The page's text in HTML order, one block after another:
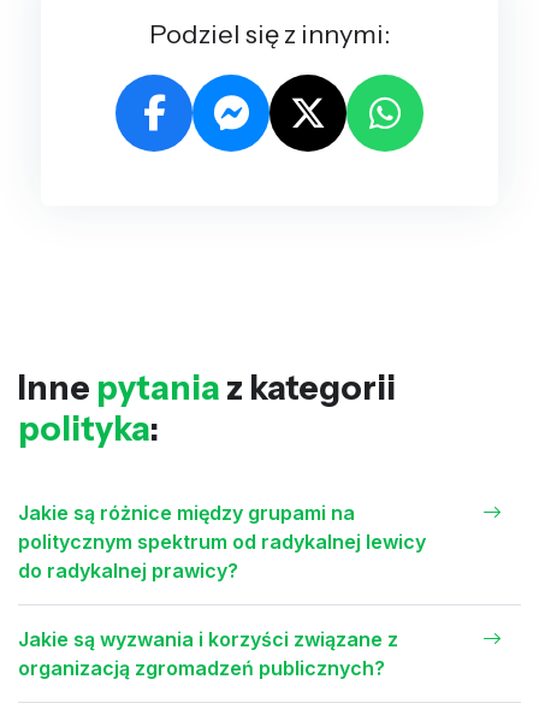
Podziel się z innymi:
Inne pytania z kategorii
polityka:
Jakie są różnice między grupami na
politycznym spektrum od radykalnej lewicy
do radykalnej prawicy?
Jakie są wyzwania i korzyści związane z
organizacją zgromadzeń publicznych?